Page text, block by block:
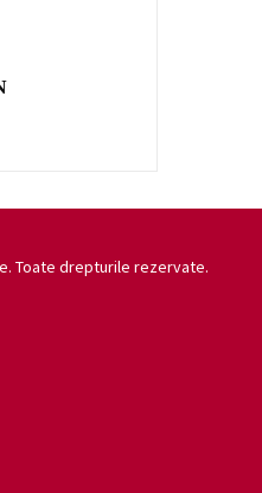
Toate drepturile rezervate.